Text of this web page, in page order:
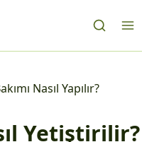
Yetiştirilir?